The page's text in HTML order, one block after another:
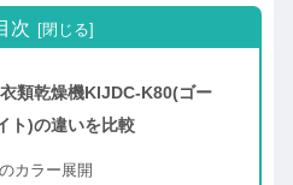
次
類乾燥機KIJDC-K80(ゴー
ト)の違いを比較
カラー展開